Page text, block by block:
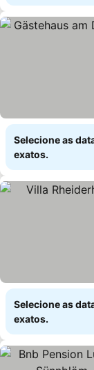
Selecione as
exatos.
Selecione as
exatos.